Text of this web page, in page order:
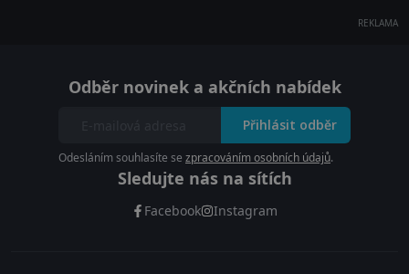
REKLAMA
Odběr novinek a akčních nabídek
Přihlásit odběr
Odesláním souhlasíte se zpracováním osobních údajů.
Sledujte nás na sítích
Facebook Instagram